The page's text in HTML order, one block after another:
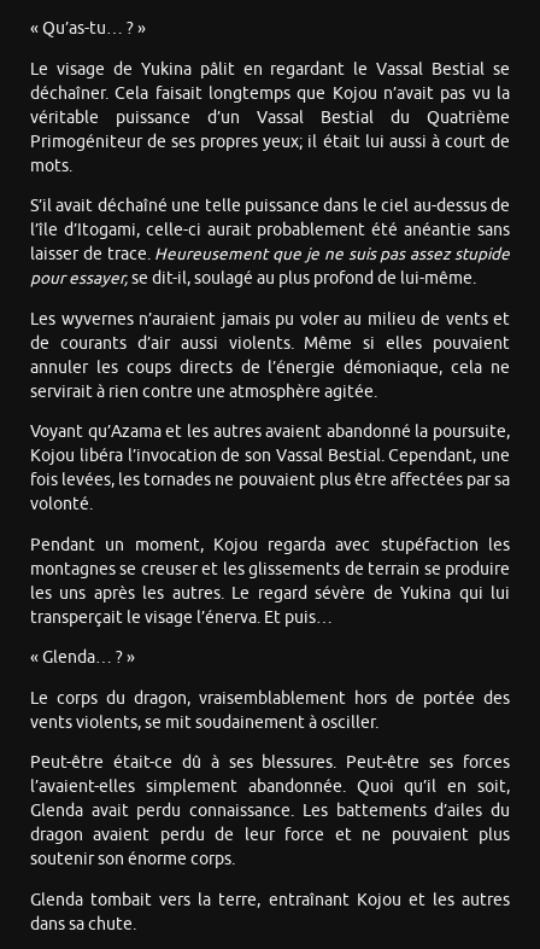
« Qu’as-tu… ? »
Le visage de Yukina pâlit en regardant le Vassal Bestial se
déchaîner. Cela faisait longtemps que Kojou n’avait pas vu la
véritable puissance d’un Vassal Bestial du Quatrième
Primogéniteur de ses propres yeux; il était lui aussi à court de
mots.
S’il avait déchaîné une telle puissance dans le ciel au-dessus de
l’île d’Itogami, celle-ci aurait probablement été anéantie sans
laisser de trace. Heureusement que je ne suis pas assez stupide
pour essayer,se dit-il, soulagé au plus profond de lui-même.
Les wyvernes n’auraient jamais pu voler au milieu de vents et
de courants d’air aussi violents. Même si elles pouvaient
annuler les coups directs de l’énergie démoniaque, cela ne
servirait à rien contre une atmosphère agitée.
Voyant qu’Azama et les autres avaient abandonné la poursuite,
Kojou libéra l’invocation de son Vassal Bestial. Cependant, une
fois levées, les tornades ne pouvaient plus être affectées par sa
volonté.
Pendant un moment, Kojou regarda avec stupéfaction les
montagnes se creuser et les glissements de terrain se produire
les uns après les autres. Le regard sévère de Yukina qui lui
transperçait le visage l’énerva. Et puis…
« Glenda… ? »
Le corps du dragon, vraisemblablement hors de portée des
vents violents, se mit soudainement à osciller.
Peut-être était-ce dû à ses blessures. Peut-être ses forces
l’avaient-elles simplement abandonnée. Quoi qu’il en soit,
Glenda avait perdu connaissance. Les battements d’ailes du
dragon avaient perdu de leur force et ne pouvaient plus
soutenir son énorme corps.
Glenda tombait vers la terre, entraînant Kojou et les autres
dans sa chute.